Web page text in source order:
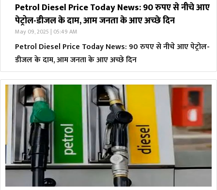
Petrol Diesel Price Today News: 90 रुपए से नीचे आए
पेट्रोल-डीजल के दाम, आम जनता के आए अच्छे दिन
May 09, 2025 | 05:49 AM
Petrol Diesel Price Today News: 90 रुपए से नीचे आए पेट्रोल-
डीजल के दाम, आम जनता के आए अच्छे दिन